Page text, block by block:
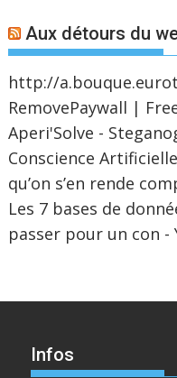
Aux détours du
http://
RemovePaywall |
Aperi'Solve -
Conscience
qu’on s’en rende
Les 7 bases de
passer pour un con -
Infos